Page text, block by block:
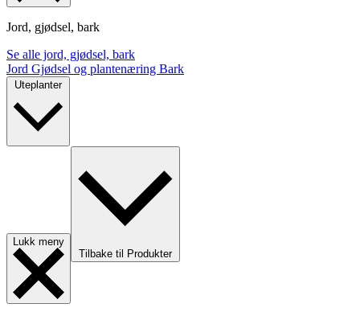
Jord, gjødsel, bark
Se alle jord, gjødsel, bark
Jord Gjødsel og plantenæring Bark
Uteplanter
Lukk meny
Tilbake til Produkter